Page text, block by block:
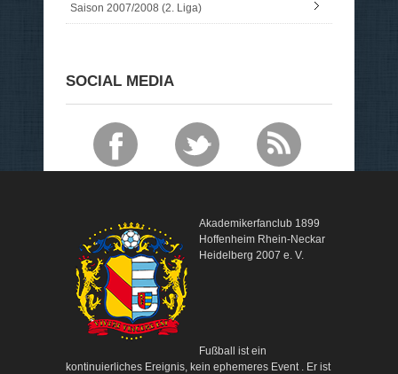
Saison 2007/2008 (2. Liga)
SOCIAL MEDIA
Akademikerfanclub 1899
Hoffenheim Rhein-Neckar
Heidelberg 2007 e. V.
Fußball ist ein
kontinuierliches Ereignis, kein ephemeres Event . Er ist